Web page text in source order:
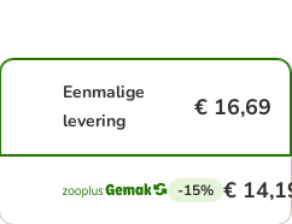
Eenmalige
levering
€ 16,69
-15% €